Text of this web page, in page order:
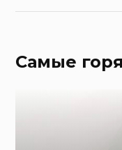
Самые